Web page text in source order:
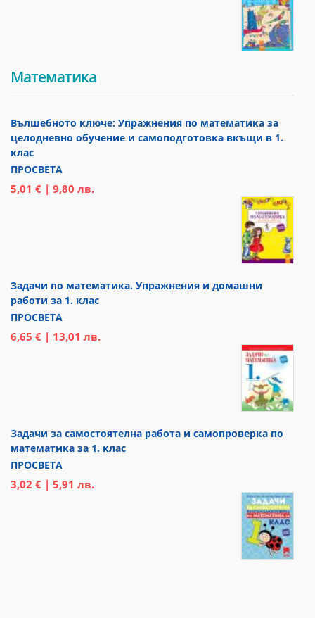
Математика
Вълшебното ключе: Упражнения по математика за
целодневно обучение и самоподготовка вкъщи в 1.
клас
ПРОСВЕТА
5,01 € | 9,80 лв.
Задачи по математика. Упражнения и домашни
работи за 1. клас
ПРОСВЕТА
6,65 € | 13,01 лв.
Задачи за самостоятелна работа и самопроверка по
математика за 1. клас
ПРОСВЕТА
3,02 € | 5,91 лв.